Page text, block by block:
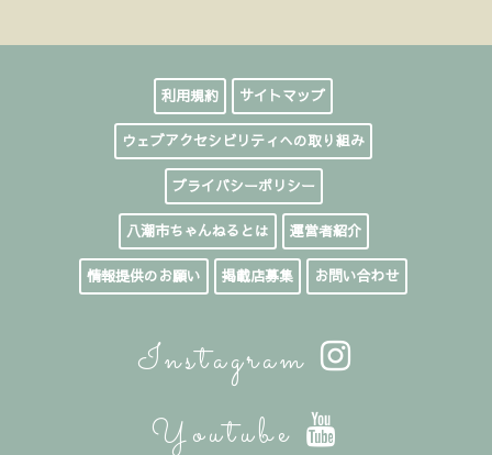
利用規約 サイトマップ
ウェブアクセシビリティへの取り組み
プライバシーポリシー
八潮市ちゃんねるとは 運営者紹介
情報提供のお願い 掲載店募集 お問い合わせ
Instagram
Youtube